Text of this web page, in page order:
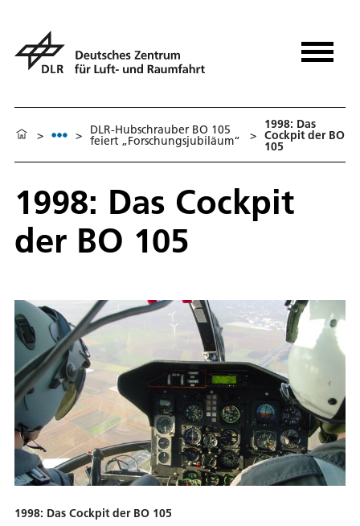
> > DLR-Hubschrauber BO 105
feiert „Forschungsjubiläum“ >
1998: Das
Cockpit der BO
105
1998: Das Cockpit
der BO 105
1998: Das Cockpit der BO 105